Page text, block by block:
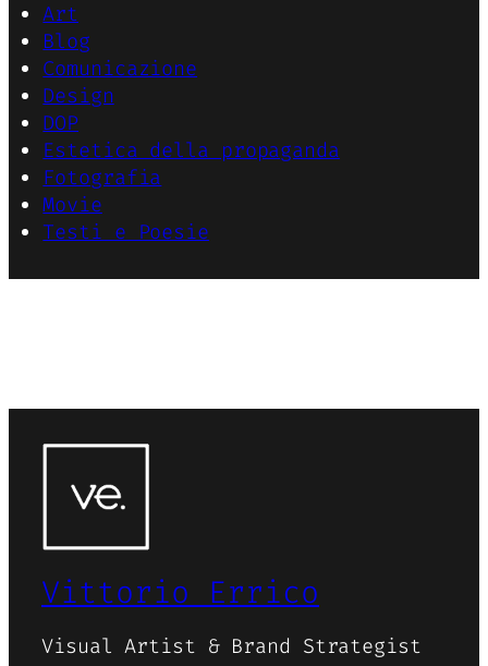
Art
Blog
Comunicazione
Design
DOP
Estetica della propaganda
Fotografia
Movie
Testi e Poesie
Vittorio Errico
Visual Artist & Brand Strategist